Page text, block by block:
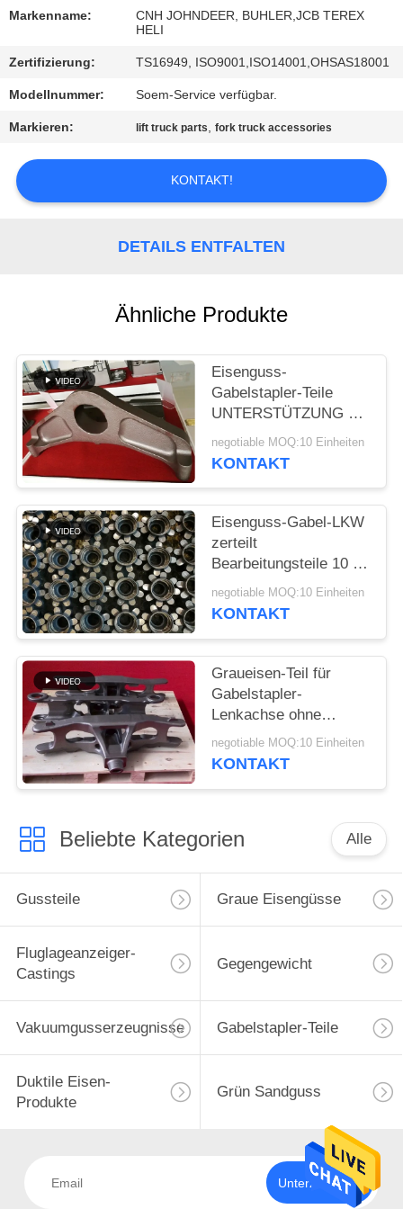
SIE
MIT
UNS
VERBINDUNG
NACHRICHTEN
FORDERN
EIN
ZITAT
SITEMAP
PRIVACY
POLICY
Markenname:
CNH JOHNDEER, BUHLER,JCB TEREX
HELI
Zertifizierung: TS16949, ISO9001,ISO14001,OHSAS18001
Modellnummer: Soem-Service verfügbar.
Markieren: lift truck parts,fork truck accessories
KONTAKT!
DETAILS ENTFALTEN
Ähnliche Produkte
Eisenguss-
Gabelstapler-Teile
UNTERSTÜTZUNG mit
der kleinen Menge
annehmbar
negotiable MOQ:10 Einheiten
KONTAKT
Eisenguss-Gabel-LKW
zerteilt
Bearbeitungsteile 10 -
verfügbares Soem
80kg
negotiable MOQ:10 Einheiten
KONTAKT
Graueisen-Teil für
Gabelstapler-
Lenkachse ohne
Klimadruck
negotiable MOQ:10 Einheiten
KONTAKT
Beliebte Kategorien Alle
Gussteile Graue Eisengüsse
Fluglageanzeiger-
Castings
Gegengewicht
Vakuumgusserzeugnisse Gabelstapler-Teile
Duktile Eisen-
Produkte
Grün Sandguss
Unterzeichnen